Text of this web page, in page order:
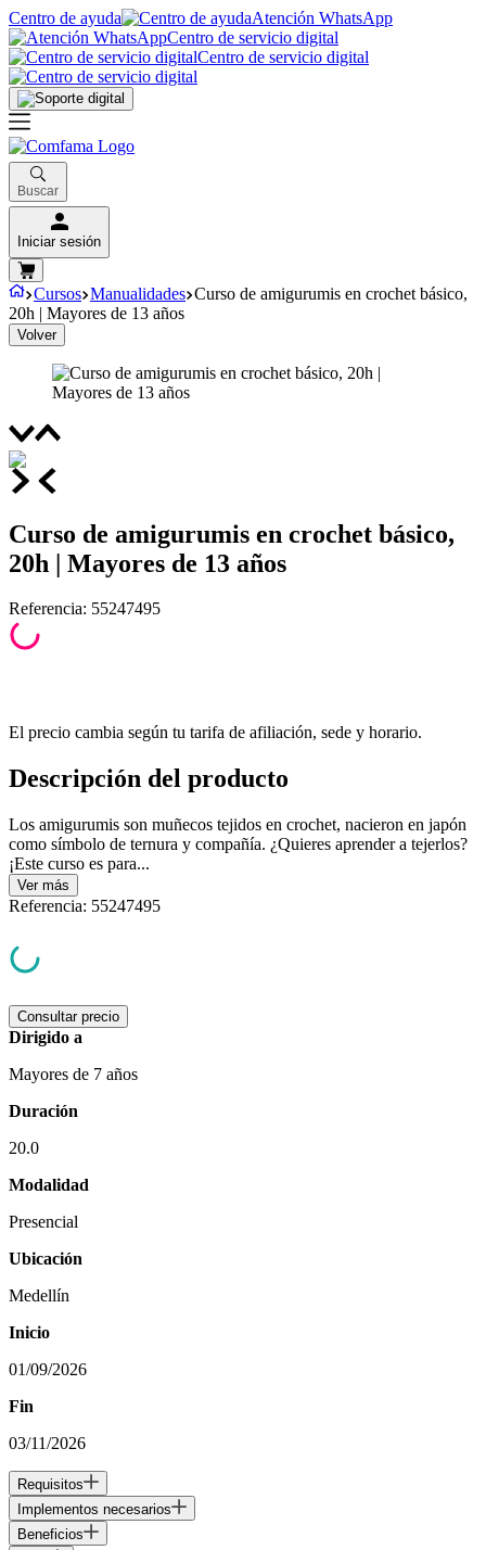
Centro de ayuda
Atención WhatsApp
Centro de servicio digital
Centro de servicio digital
Buscar
Iniciar sesión
Cursos Manualidades Curso de amigurumis en crochet básico,
20h | Mayores de 13 años
Volver
Curso de amigurumis en crochet básico,
20h | Mayores de 13 años
Referencia: 55247495
El precio cambia según tu tarifa de afiliación, sede y horario.
Descripción del producto
Los amigurumis son muñecos tejidos en crochet, nacieron en japón
como símbolo de ternura y compañía. ¿Quieres aprender a tejerlos?
¡Este curso es para...
Ver más
Referencia: 55247495
Consultar precio
Dirigido a
Mayores de 7 años
Duración
20.0
Modalidad
Presencial
Ubicación
Medellín
Inicio
01/09/2026
Fin
03/11/2026
Requisitos
Implementos necesarios
Beneficios